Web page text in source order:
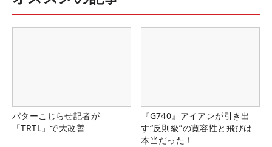
パターこじらせ記者が
「TRTL」で大改善
『G740』アイアンが引き出
す“反則級”の寛容性と飛びは
本当だった！